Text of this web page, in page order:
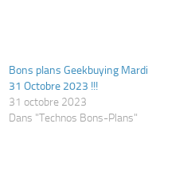
Bons plans Geekbuying Mardi
31 Octobre 2023 !!!
31 octobre 2023
Dans "Technos Bons-Plans"